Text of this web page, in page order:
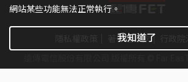
著作權條款
網站某些功能無法正常執行。
我知道了